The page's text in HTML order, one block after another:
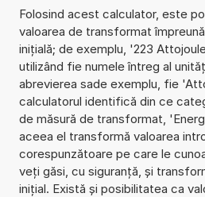
Folosind acest calculator, este
valoarea de transformat
inițială; de exemplu, '223
utilizând fie numele întreg al
abrevierea sade exemplu, fie
calculatorul identifică din ce
de măsură de transformat,
aceea el transformă valoarea
corespunzătoare pe care le
veți găsi, cu siguranță, și
inițial. Există și posibilitatea ca